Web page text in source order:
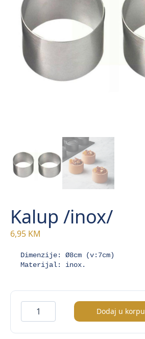
Kalup /inox/
6,95 KM
Dimenzije: Ø8cm (v:7cm)
Materijal: inox.
Kalup
/inox/
količina
Dodaj u korpu